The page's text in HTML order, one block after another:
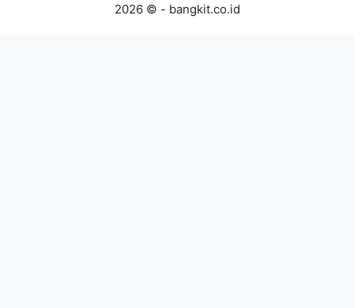
2026 © - bangkit.co.id